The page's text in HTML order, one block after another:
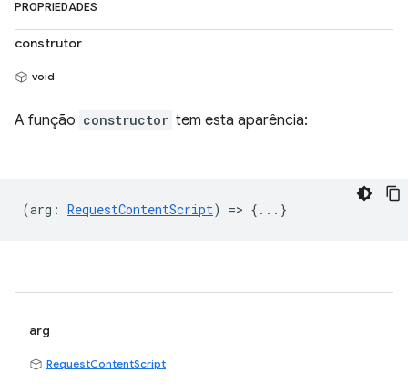
PROPRIEDADES
construtor
void
A função constructor tem esta aparência:
(arg : RequestContentScript) => {...}
arg
RequestContentScript